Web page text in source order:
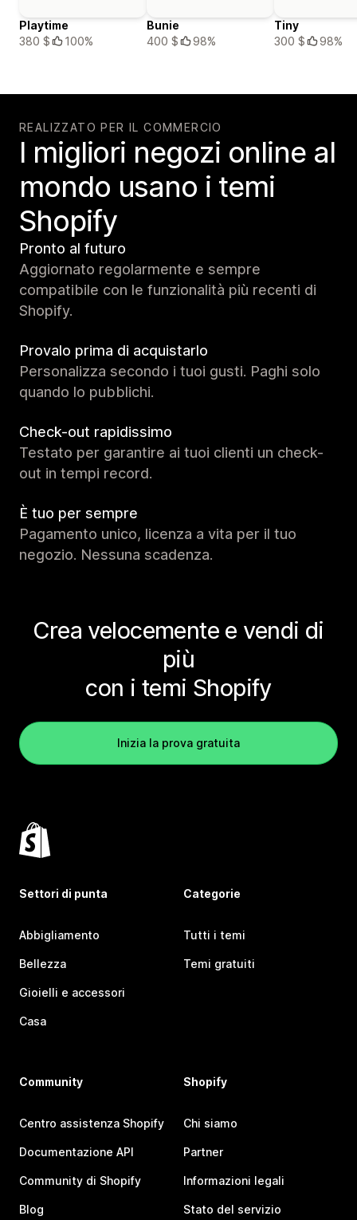
Playtime
380 $
100%
Bunie
400 $
98%
Tiny
300 $
98%
REALIZZATO PER IL COMMERCIO
I migliori negozi online al
mondo usano i temi
Shopify
Pronto al futuro
Aggiornato regolarmente e sempre
compatibile con le funzionalità più recenti di
Shopify.
Provalo prima di acquistarlo
Personalizza secondo i tuoi gusti. Paghi solo
quando lo pubblichi.
Check-out rapidissimo
Testato per garantire ai tuoi clienti un check-
out in tempi record.
È tuo per sempre
Pagamento unico, licenza a vita per il tuo
negozio. Nessuna scadenza.
Crea velocemente e vendi di
più
con i temi Shopify
Inizia la prova gratuita
Settori di punta
Abbigliamento
Bellezza
Gioielli e accessori
Casa
Categorie
Tutti i temi
Temi gratuiti
Community
Centro assistenza Shopify
Documentazione API
Community di Shopify
Blog
Shopify
Chi siamo
Partner
Informazioni legali
Stato del servizio